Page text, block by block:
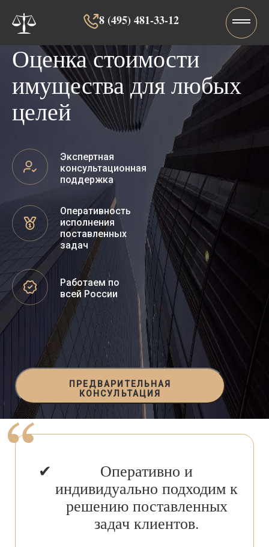
8 (495) 481-33-12‬‬
Оценка стоимости
имущества для любых
целей
Экспертная
консультационная
поддержка
Оперативность
исполнения
поставленных
задач
Работаем по
всей России
ПРЕДВАРИТЕЛЬНАЯ
КОНСУЛЬТАЦИЯ
Оперативно и
индивидуально подходим к
решению поставленных
задач клиентов.